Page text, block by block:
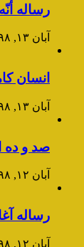
رساله
آبان ۱۳, ۱۳۹۸
انسان
آبان ۱۳, ۱۳۹۸
صد و ده
آبان ۱۲, ۱۳۹۸
رساله
آبان ۱۲, ۱۳۹۸